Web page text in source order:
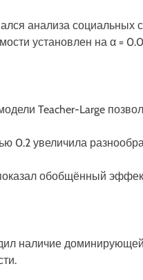
анализа социальных
установлен на α =
Teacher-Large
0.2 увеличила
обобщённый
наличие